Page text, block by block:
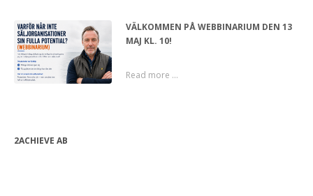
VÄLKOMMEN PÅ WEBBINARIUM DEN 13
MAJ KL. 10!
Read more ...
2ACHIEVE AB